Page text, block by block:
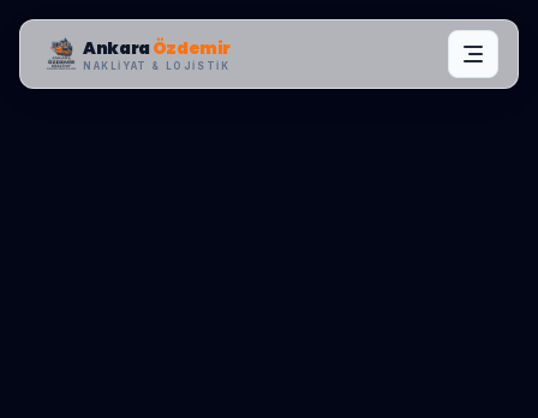
AnkaraÖzdemir
NAKLIYAT & LOJISTIK